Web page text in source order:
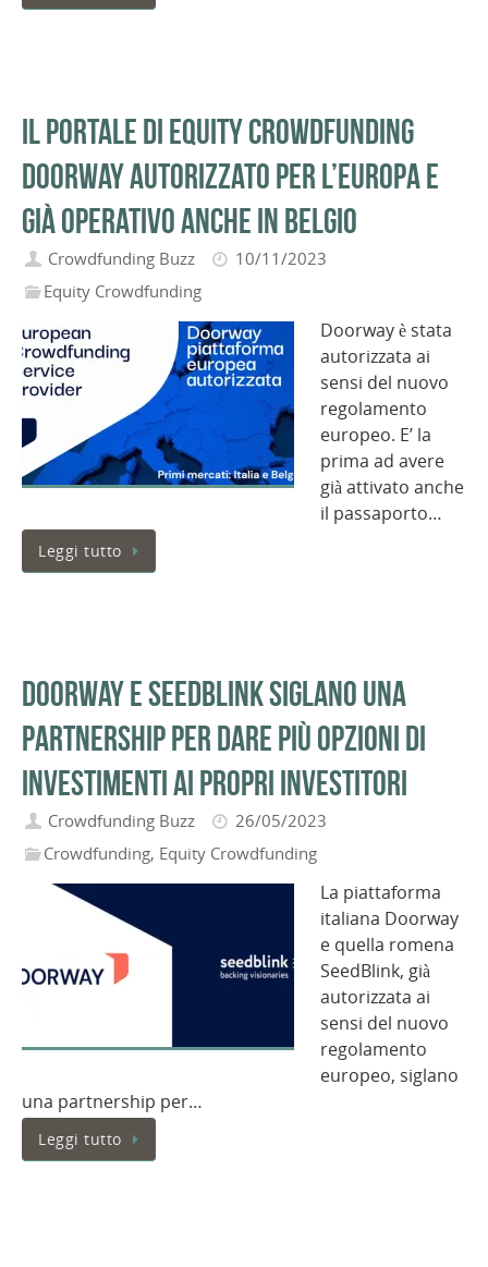
Il portale di equity crowdfunding
Doorway autorizzato per l’Europa e
già operativo anche in Belgio
Crowdfunding Buzz
10/11/2023
Equity Crowdfunding
Doorway è stata
autorizzata ai
sensi del nuovo
regolamento
europeo. E’ la
prima ad avere
già attivato anche
il passaporto…
Leggi tutto
Doorway e Seedblink siglano una
partnership per dare più opzioni di
investimenti ai propri investitori
Crowdfunding Buzz
26/05/2023
Crowdfunding, Equity Crowdfunding
La piattaforma
italiana Doorway
e quella romena
SeedBlink, già
autorizzata ai
sensi del nuovo
regolamento
europeo, siglano
una partnership per…
Leggi tutto